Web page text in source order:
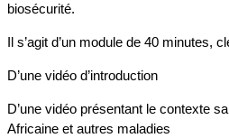
biosécurité.
Il s’agit d’un module de 40 minutes,
D’une vidéo d’introduction
D’une vidéo présentant le contexte
Africaine et autres maladies